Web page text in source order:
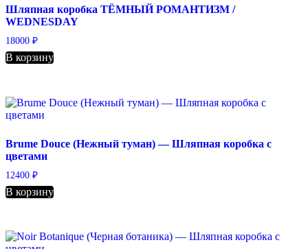
Шляпная коробка ТЁМНЫЙ РОМАНТИЗМ /
WEDNESDAY
18000 ₽
В корзину
Brume Douce (Нежный туман) — Шляпная коробка с
цветами
12400 ₽
В корзину